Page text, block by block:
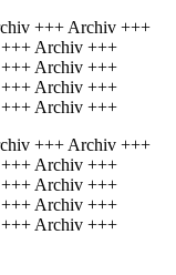
+++ Archiv +++
Archiv +++
Archiv +++
Archiv +++
Archiv +++
+++ Archiv +++
Archiv +++
Archiv +++
Archiv +++
Archiv +++